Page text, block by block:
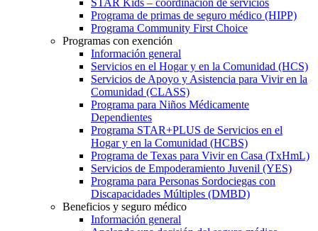
Programa de primas de seguro médico (HIPP)
Programa Community First Choice
Programas con exención
Información general
Servicios en el Hogar y en la Comunidad (HCS)
Servicios de Apoyo y Asistencia para Vivir en la
Comunidad (CLASS)
Programa para Niños Médicamente
Dependientes
Programa STAR+PLUS de Servicios en el
Hogar y en la Comunidad (HCBS)
Programa de Texas para Vivir en Casa (TxHmL)
Servicios de Empoderamiento Juvenil (YES)
Programa para Personas Sordociegas con
Discapacidades Múltiples (DMBD)
Beneficios y seguro médico
Información general